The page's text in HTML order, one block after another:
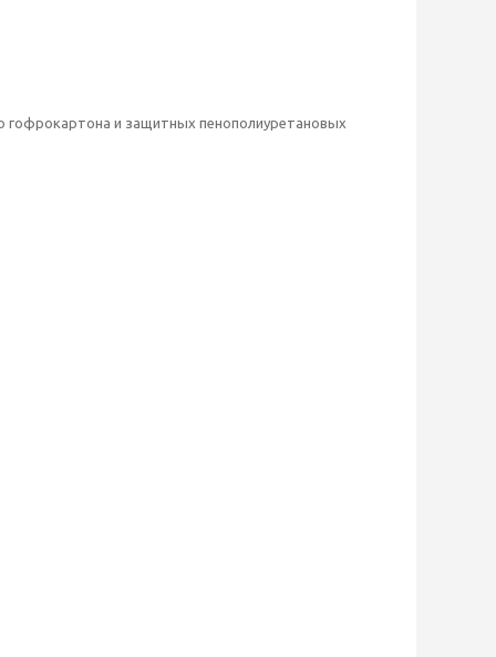
гофрокартона и защитных пенополиуретановых